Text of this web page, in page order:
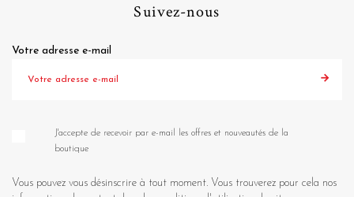
Suivez-nous
Votre adresse e-mail
J'accepte de recevoir par e-mail les offres et nouveautés de la
boutique
Vous pouvez vous désinscrire à tout moment. Vous trouverez pour cela nos